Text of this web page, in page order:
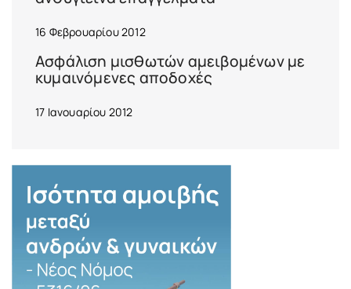
16 Φεβρουαρίου 2012
Ασφάλιση μισθωτών αμειβομένων με
κυμαινόμενες αποδοχές
17 Ιανουαρίου 2012